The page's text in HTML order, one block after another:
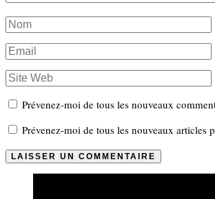
Prévenez-moi de tous les nouveaux
Prévenez-moi de tous les nouveaux articles